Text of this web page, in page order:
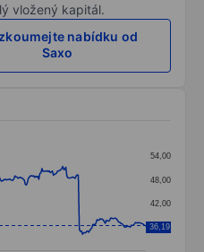
vložený kapitál.
nabídku od
Saxo
points.
categories.
values. Data36,00
42,00
48,00
54,00
36,19